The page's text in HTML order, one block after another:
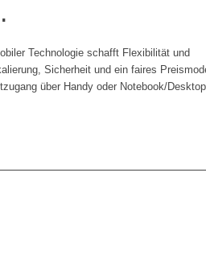
Technologie schafft Flexibilität und
Sicherheit und ein faires
über Handy oder Notebook/